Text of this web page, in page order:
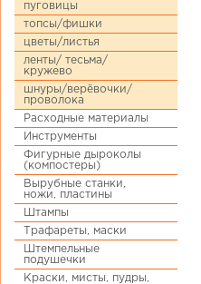
пуговицы
топсы/фишки
цветы/листья
ленты/ тесьма/
кружево
шнуры/верёвочки/
проволока
Расходные материалы
Инструменты
Фигурные дыроколы
(компостеры)
Вырубные станки,
ножи, пластины
Штампы
Трафареты, маски
Штемпельные
подушечки
Краски, мисты, пудры,